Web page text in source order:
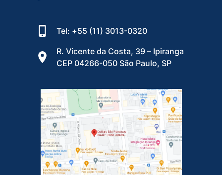
Tel: +55 (11) 3013-0320
R. Vicente da Costa, 39 – Ipiranga
CEP 04266-050 São Paulo, SP